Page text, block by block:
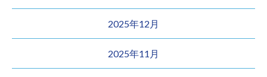
2025年12月
2025年11月